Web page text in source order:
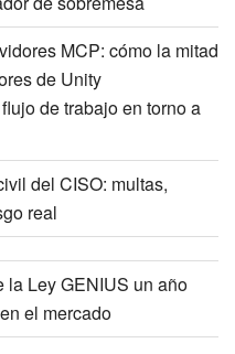
MCP: cómo la mitad
de Unity
de trabajo en torno a
del CISO: multas,
real
la Ley GENIUS un año
el mercado